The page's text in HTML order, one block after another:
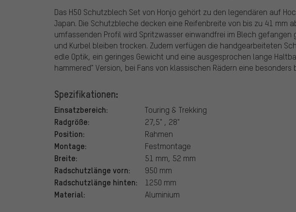
Das H50 Schutzblech Set von Honjo gehört zu den legendären auf
Japan. Die Schutzbleche decken eine Reifenbreite von bis zu 41 mm
umfassenden Profil wird Spritzwasser einwandfrei im Blech gefangen
und Kurbel bleiben trocken. Zudem verfügen die handgearbeiteten
edle Optik, ein geringes Gewicht und eine ausgesprochen lange
hammered" Version, bei Fans von klassischen Rädern eine besonders
Spezifikationen:
Einsatzbereich: Touring & Trekking
Radgröße: 27,5" , 28"
Position: Rahmen
Montage: Festmontage
Breite: 51 mm, 52 mm
Radschutzlänge vorn: 950 mm
Radschutzlänge hinten: 1250 mm
Material: Aluminium